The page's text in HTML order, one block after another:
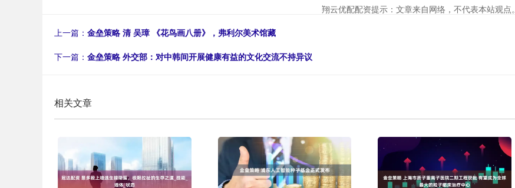
翔云优配配资提示：文章来自网络，不代表本站观点。
上一篇： 金垒策略 清 吴璋 《花鸟画八册》，弗利尔美术馆藏
下一篇： 金垒策略 外交部：对中韩间开展健康有益的文化交流不持异议
相关文章